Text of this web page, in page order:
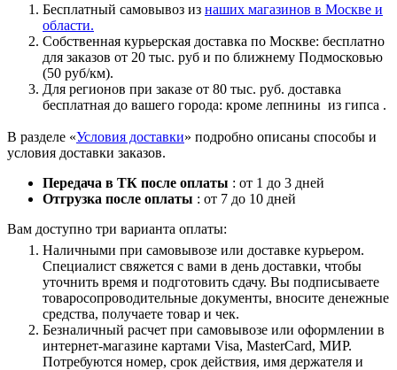
Бесплатный самовывоз из наших магазинов в Москве и
области.
Собственная курьерская доставка по Москве: бесплатно
для заказов от 20 тыс. руб и по ближнему Подмосковью
(50 руб/км).
Для регионов при заказе от 80 тыс. руб. доставка
бесплатная до вашего города: кроме лепнины из гипса .
В разделе «Условия доставки» подробно описаны способы и
условия доставки заказов.
Передача в ТК после оплаты : от 1 до 3 дней
Отгрузка после оплаты : от 7 до 10 дней
Вам доступно три варианта оплаты:
Наличными при самовывозе или доставке курьером.
Специалист свяжется с вами в день доставки, чтобы
уточнить время и подготовить сдачу. Вы подписываете
товаросопроводительные документы, вносите денежные
средства, получаете товар и чек.
Безналичный расчет при самовывозе или оформлении в
интернет-магазине картами Visa, MasterCard, МИР.
Потребуются номер, срок действия, имя держателя и